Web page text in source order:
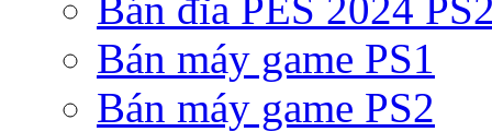
Bán máy game PS1
Bán máy game PS2